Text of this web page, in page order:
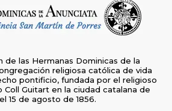
de las Hermanas Dominicas de la
religiosa católica de vida
pontificio, fundada por el religioso
Coll Guitart en la ciudad catalana de
15 de agosto de 1856.